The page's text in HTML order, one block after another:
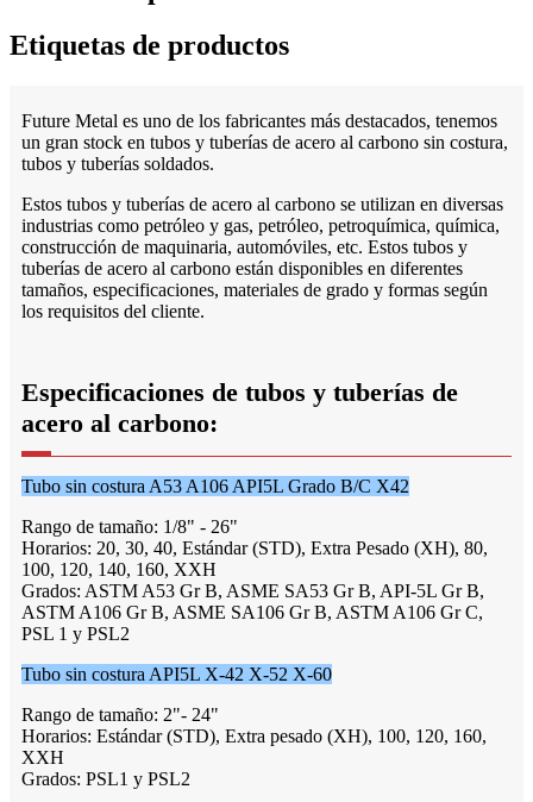
Etiquetas de productos
Future Metal es uno de los fabricantes más destacados, tenemos
un gran stock en tubos y tuberías de acero al carbono sin costura,
tubos y tuberías soldados.
Estos tubos y tuberías de acero al carbono se utilizan en diversas
industrias como petróleo y gas, petróleo, petroquímica, química,
construcción de maquinaria, automóviles, etc. Estos tubos y
tuberías de acero al carbono están disponibles en diferentes
tamaños, especificaciones, materiales de grado y formas según
los requisitos del cliente.
Especificaciones de tubos y tuberías de
acero al carbono:
Tubo sin costura A53 A106 API5L Grado B/C X42
Rango de tamaño: 1/8" - 26"
Horarios: 20, 30, 40, Estándar (STD), Extra Pesado (XH), 80,
100, 120, 140, 160, XXH
Grados: ASTM A53 Gr B, ASME SA53 Gr B, API-5L Gr B,
ASTM A106 Gr B, ASME SA106 Gr B, ASTM A106 Gr C,
PSL 1 y PSL2
Tubo sin costura API5L X-42 X-52 X-60
Rango de tamaño: 2"- 24"
Horarios: Estándar (STD), Extra pesado (XH), 100, 120, 160,
XXH
Grados: PSL1 y PSL2